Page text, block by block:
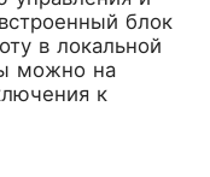
блок
в локальной
можно на
к